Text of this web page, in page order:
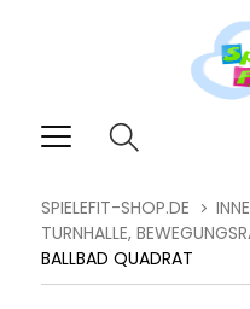
SPIELEFIT-SHOP.DE
TURNHALLE,
BALLBAD QUADRAT